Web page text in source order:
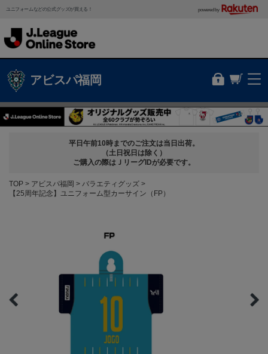
ユニフォームなどの公式グッズが買える！ powered by
アビスパ福岡
平日午前10時までのご注文は当日出荷。
（土日祝日は除く）
ご購入の際はＪリーグIDが必要です。
TOP アビスパ福岡
バラエティグッズ
【25周年記念】ユニフォーム型カーサイン（FP）